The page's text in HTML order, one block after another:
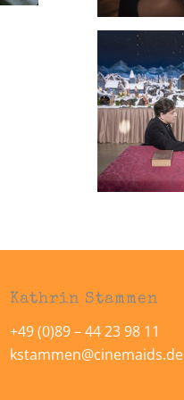
Kathrin Stammen
+49 (0)89 – 44 23 98 11
kstammen@cinemaids.de